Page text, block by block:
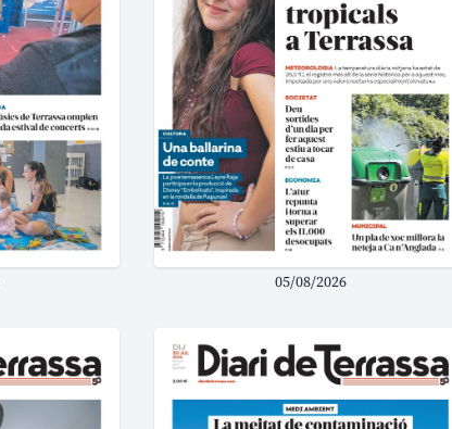
05/08/2026